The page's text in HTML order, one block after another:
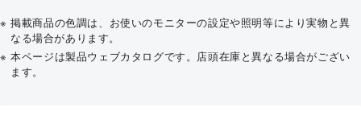
掲載商品の色調は、お使いのモニターの設定や照明等により実物と異
なる場合があります。
本ページは製品ウェブカタログです。店頭在庫と異なる場合がござい
ます。